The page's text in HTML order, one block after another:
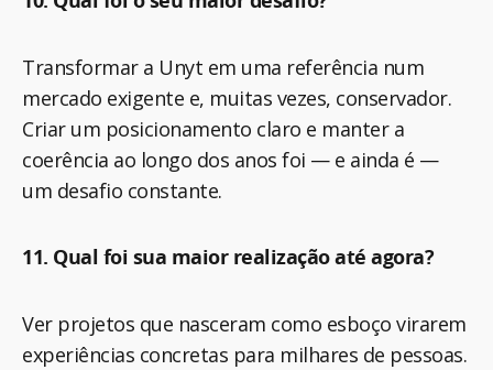
Transformar a Unyt em uma referência num
mercado exigente e, muitas vezes, conservador.
Criar um posicionamento claro e manter a
coerência ao longo dos anos foi — e ainda é —
um desafio constante.
11. Qual foi sua maior realização até agora?
Ver projetos que nasceram como esboço virarem
experiências concretas para milhares de pessoas.